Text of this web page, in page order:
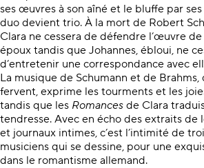
ses œuvres à son aîné et le bluffe par
duo devient trio. À la mort de Robert
Clara ne cessera de défendre l’œuvre de
époux tandis que Johannes, ébloui, ne
d’entretenir une correspondance avec
La musique de Schumann et de Brahms,
fervent, exprime les tourments et les
tandis que les Romances de Clara
tendresse. Avec en écho des extraits de
et journaux intimes, c’est l’intimité de
musiciens qui se dessine, pour une
dans le romantisme allemand.